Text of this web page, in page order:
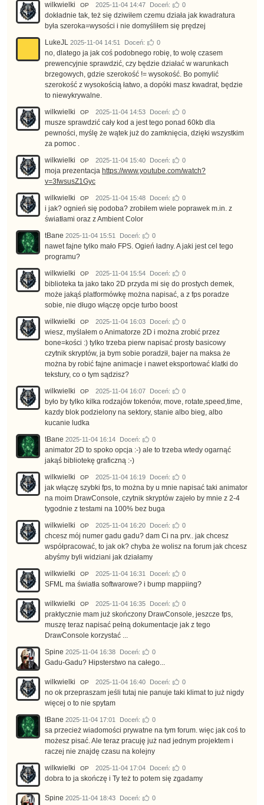
wilkwielki OP 2025-11-04 14:47 Doceń: 0
dokładnie tak, też się dziwiłem czemu działa jak kwadratura
była szeroka=wysości i nie domyśliłem się prędzej
LukeJL 2025-11-04 14:51 Doceń: 0
no, dlatego ja jak coś podobnego robię, to wolę czasem
prewencyjnie sprawdzić, czy będzie działać w warunkach
brzegowych, gdzie szerokość != wysokość. Bo pomylić
szerokość z wysokością łatwo, a dopóki masz kwadrat, będzie
to niewykrywalne.
wilkwielki
OP 2025-11-04 14:53 Doceń: 0
musze sprawdzić cały kod a jest tego ponad 60kb dla
pewności, myślę że wątek już do zamknięcia, dzięki wszystkim
za pomoc .
wilkwielki
OP 2025-11-04 15:40 Doceń: 0
moja prezentacja https://www.youtube.com/watch?
v=3fwsusZ1Gyc
wilkwielki
OP 2025-11-04 15:48 Doceń: 0
i jak? ognień się podoba? zrobiłem wiele poprawek m.in. z
światłami oraz z Ambient Color
tBane 2025-11-04 15:51 Doceń: 0
nawet fajne tylko mało FPS. Ogień ładny. A jaki jest cel tego
programu?
wilkwielki
OP 2025-11-04 15:54 Doceń: 0
biblioteka ta jako tako 2D przyda mi się do prostych demek,
może jakąś platformówkę można napisać, a z fps poradze
sobie, nie długo włączę opcje turbo boost
wilkwielki
OP 2025-11-04 16:03 Doceń: 0
wiesz, myślałem o Animatorze 2D i można zrobić przez
bone=kości :) tylko trzeba pierw napisać prosty basicowy
czytnik skryptów, ja bym sobie poradził, bajer na maksa że
można by robić fajne animacje i nawet eksportować klatki do
tekstury, co o tym sądzisz?
wilkwielki
OP 2025-11-04 16:07 Doceń: 0
było by tylko kilka rodzajów tokenów, move, rotate,speed,time,
kazdy blok podzielony na sektory, stanie albo bieg, albo
kucanie ludka
tBane 2025-11-04 16:14 Doceń: 0
animator 2D to spoko opcja :-) ale to trzeba wtedy ogarnąć
jakąś bibliotekę graficzną :-)
wilkwielki
OP 2025-11-04 16:19 Doceń: 0
jak włączę szybki fps, to można by u mnie napisać taki animator
na moim DrawConsole, czytnik skryptów zajeło by mnie z 2-4
tygodnie z testami na 100% bez buga
wilkwielki
OP 2025-11-04 16:20 Doceń: 0
chcesz mój numer gadu gadu? dam Ci na prv.. jak chcesz
współpracować, to jak ok? chyba że wolisz na forum jak chcesz
abyśmy byli widziani jak działamy
wilkwielki
OP 2025-11-04 16:31 Doceń: 0
SFML ma światła softwarowe? i bump mappiing?
wilkwielki OP 2025-11-04 16:35 Doceń: 0
praktycznie mam już skończony DrawConsole, jeszcze fps,
muszę teraz napisać pełną dokumentacje jak z tego
DrawConsole korzystać ...
Spine 2025-11-04 16:38 Doceń: 0
Gadu-Gadu? Hipsterstwo na całego...
wilkwielki OP 2025-11-04 16:40 Doceń: 0
no ok przepraszam jeśli tutaj nie panuje taki klimat to już nigdy
więcej o to nie spytam
tBane 2025-11-04 17:01 Doceń: 0
sa przecież wiadomości prywatne na tym forum. więc jak coś to
możesz pisać. Ale teraz pracuję już nad jednym projektem i
raczej nie znajdę czasu na kolejny
wilkwielki
OP 2025-11-04 17:04 Doceń: 0
dobra to ja skończę i Ty też to potem się zgadamy
Spine 2025-11-04 18:43 Doceń: 0